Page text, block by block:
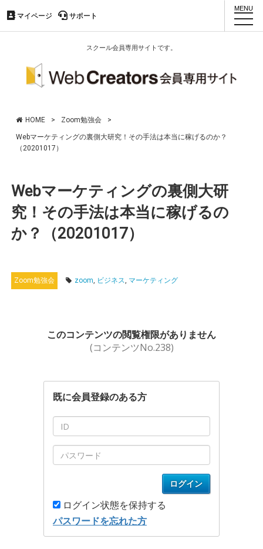
スクール会員専用サイトです。
toggle
マイページ サポート
HOME > Zoom勉強会 >
Webマーケティングの裏側大研究！その手法は本当に稼げるのか？
（20201017）
Webマーケティングの裏側大研
究！その手法は本当に稼げるの
か？（20201017）
Zoom勉強会 zoom ビジネス マーケティング
マイページ サポート